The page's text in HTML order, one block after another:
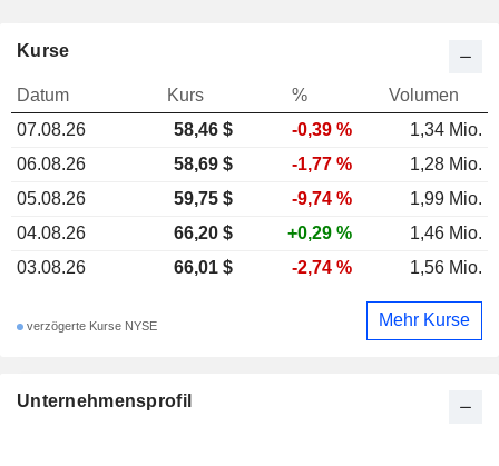
Unternehmensprofil
Kurse
Datum Kurs %
Volumen
07.08.26
58,46 $ -0,39 %
1,34 Mio.
06.08.26
58,69 $ -1,77 %
1,28 Mio.
05.08.26
59,75 $ -9,74 %
1,99 Mio.
04.08.26
66,20 $ +0,29 %
1,46 Mio.
03.08.26
66,01 $ -2,74 % 1,56 Mio.
verzögerte Kurse NYSE Mehr Kurse